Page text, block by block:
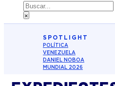
Buscar
×
SPOTLIGHT
POLÍTICA
VENEZUELA
DANIEL NOBOA
MUNDIAL 2026